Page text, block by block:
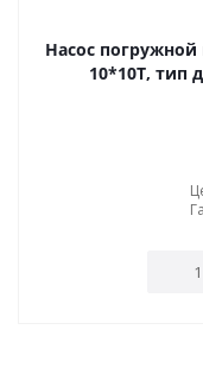
Насос
10*10Т, тип